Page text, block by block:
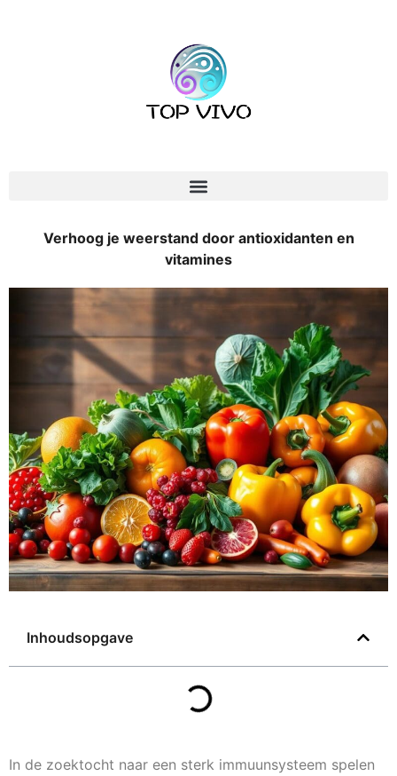
Verhoog je weerstand door antioxidanten en
vitamines
Inhoudsopgave
In de zoektocht naar een sterk immuunsysteem spelen